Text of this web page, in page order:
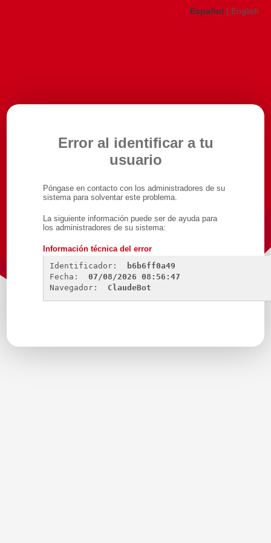
Español | English
Error al identificar a tu
usuario
Póngase en contacto con los administradores de su
sistema para solventar este problema.
La siguiente información puede ser de ayuda para
los administradores de su sistema:
Información técnica del error
Identificador:
b6b6ff0a49
Fecha:
07/08/2026 08:56:47
Navegador:
ClaudeBot